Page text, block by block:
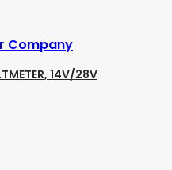
Company
14V/28V